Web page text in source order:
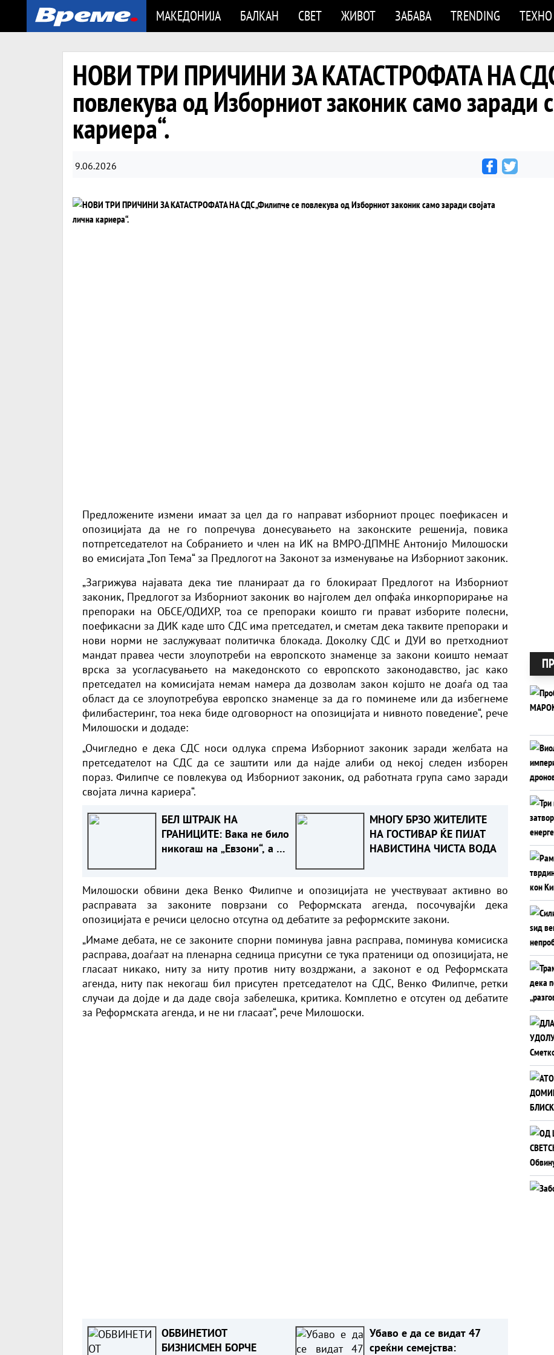
МАКЕДОНИЈА БАЛКАН СВЕТ ЖИВОТ ЗАБАВА TRENDING ТЕХНО
НОВИ ТРИ ПРИЧИНИ ЗА КАТАСТРОФАТА НА
повлекува од Изборниот законик само заради
кариера“.
9.06.2026
Предложените измени имаат за цел да го направат изборниот процес поефикасен и
опозицијата да не го попречува донесувањето на законските решенија, повика
потпретседателот на Собранието и член на ИК на ВМРО-ДПМНЕ Антонијо Милошоски
во емисијата „Топ Тема“ за Предлогот на Законот за изменување на Изборниот законик.
„Загрижува најавата дека тие планираат да го блокираат Предлогот на Изборниот
законик, Предлогот за Изборниот законик во најголем дел опфаќа инкорпорирање на
препораки на ОБСЕ/ОДИХР, тоа се препораки коишто ги прават изборите полесни,
поефикасни за ДИК каде што СДС има претседател, и сметам дека таквите препораки и
нови норми не заслужуваат политичка блокада. Доколку СДС и ДУИ во претходниот
мандат правеа чести злоупотреби на европското знаменце за закони коишто немаат
врска за усогласувањето на македонското со европското законодавство, јас како
претседател на комисијата немам намера да дозволам закон којшто не доаѓа од таа
област да се злоупотребува европско знаменце за да го поминеме или да избегнеме
филибастеринг, тоа нека биде одговорност на опозицијата и нивното поведение“, рече
Милошоски и додаде:
„Очигледно е дека СДС носи одлука спрема Изборниот законик заради желбата на
претседателот на СДС да се заштити или да најде алиби од некој следен изборен
пораз. Филипче се повлекува од Изборниот законик, од работната група само заради
својата лична кариера“.
БЕЛ ШТРАЈК НА
ГРАНИЦИТЕ: Вака не било
никогаш на „Евзони“, а на
МНОГУ БРЗО ЖИТЕЛИТЕ
НА ГОСТИВАР ЌЕ ПИЈАТ
НАВИСТИНА ЧИСТА ВОДА
Милошоски обвини дека Венко Филипче и опозицијата не учествуваат активно во
расправата за законите поврзани со Реформската агенда, посочувајќи дека
опозицијата е речиси целосно отсутна од дебатите за реформските закони.
„Имаме дебата, не се законите спорни поминува јавна расправа, поминува комисиска
расправа, доаѓаат на пленарна седница присутни се тука пратеници од опозицијата, не
гласаат никако, ниту за ниту против ниту воздржани, а законот е од Реформската
агенда, ниту пак некогаш бил присутен претседателот на СДС, Венко Филипче, ретки
случаи да дојде и да даде своја забелешка, критика. Комплетно е отсутен од дебатите
за Реформската агенда, и не ни гласаат“, рече Милошоски.
ОБВИНЕТИОТ
БИЗНИСМЕН БОРЧЕ
Убаво е да се видат 47
среќни семејства: